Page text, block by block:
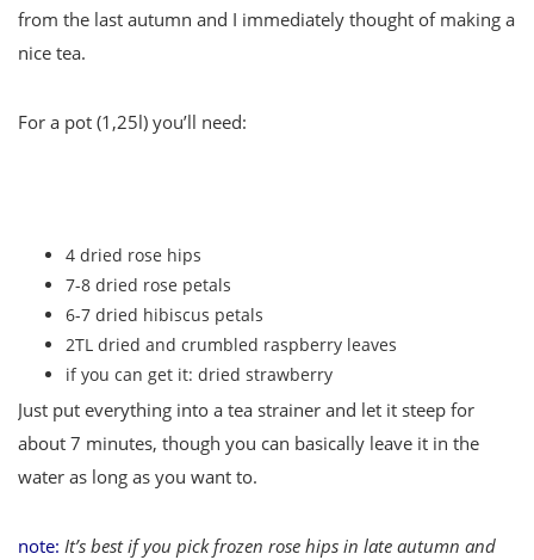
from the last autumn and I immediately thought of making a
nice tea.
For a pot (1,25l) you’ll need:
4 dried rose hips
7-8 dried rose petals
6-7 dried hibiscus petals
2TL dried and crumbled raspberry leaves
if you can get it: dried strawberry
Just put everything into a tea strainer and let it steep for
about 7 minutes, though you can basically leave it in the
water as long as you want to.
note: It’s best if you pick frozen rose hips in late autumn and